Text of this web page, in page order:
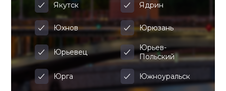
Якутск Ядрин
Юхнов Юрюзань
Юрьевец
Юрьев-
Польский
Юрга Южноуральск